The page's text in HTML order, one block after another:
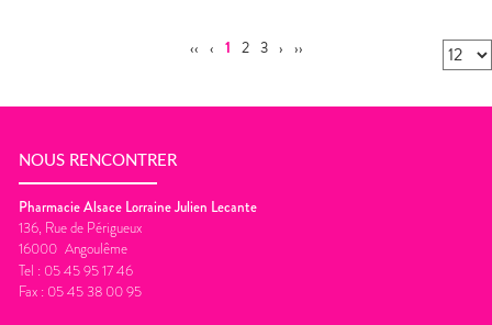
‹‹ ‹ 1 2 3 › ››
NOUS RENCONTRER
Pharmacie Alsace Lorraine Julien Lecante
136, Rue de Périgueux
16000 Angoulême
Tel : 05 45 95 17 46
Fax : 05 45 38 00 95